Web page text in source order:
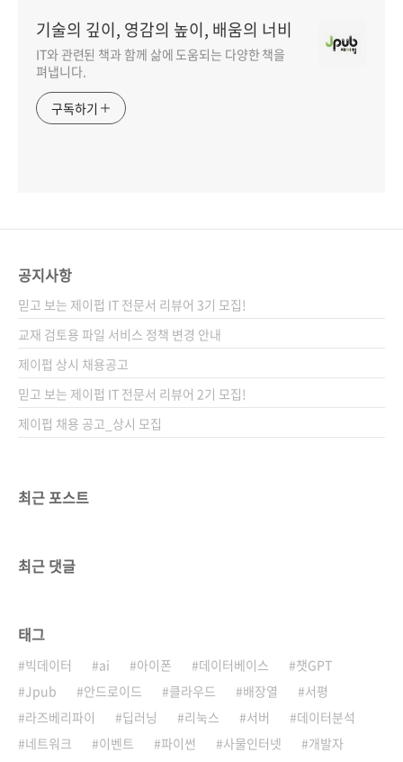
기술의 깊이, 영감의 높이, 배움의 너비
IT와 관련된 책과 함께 삶에 도움되는 다양한 책을
펴냅니다.
구독하기
공지사항
믿고 보는 제이펍 IT 전문서 리뷰어 3기 모집!
교재 검토용 파일 서비스 정책 변경 안내
제이펍 상시 채용공고
믿고 보는 제이펍 IT 전문서 리뷰어 2기 모집!
제이펍 채용 공고_상시 모집
최근 포스트
최근 댓글
태그
빅데이터 ai 아이폰 데이터베이스
챗GPT
Jpub
안드로이드 클라우드 배장열
서평
라즈베리파이
딥러닝 리눅스 서버
데이터분석
네트워크
이벤트 파이썬 사물인터넷
개발자